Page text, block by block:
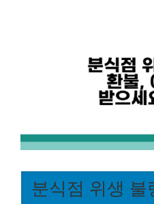
분식점 위생 불